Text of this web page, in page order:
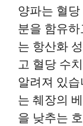
양파는 혈
분을 함유
는 항산화
고 혈당 수
알려져 있
는 췌장의
을 낮추는